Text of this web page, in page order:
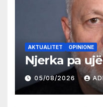
AKTUALITET OPINIONE
Njerka pa ujë
05/08/2026